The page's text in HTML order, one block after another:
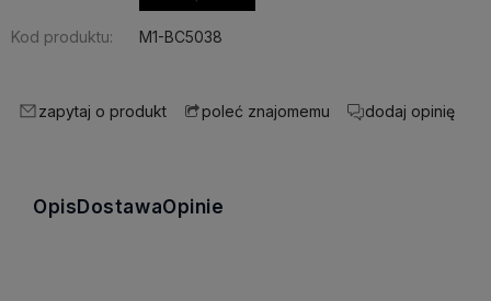
Kod produktu: M1-BC5038
zapytaj o produkt poleć znajomemu dodaj opinię
OpisDostawaOpinie